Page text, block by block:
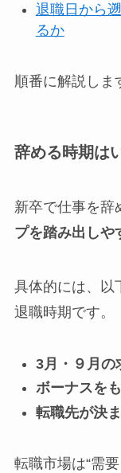
退職日から
るか
順番に解説しま
辞める時期は
新卒で仕事を辞
プを踏み出しや
具体的には、以
退職時期です。
3月・９月の
ボーナスを
転職先が決
転職市場は“需